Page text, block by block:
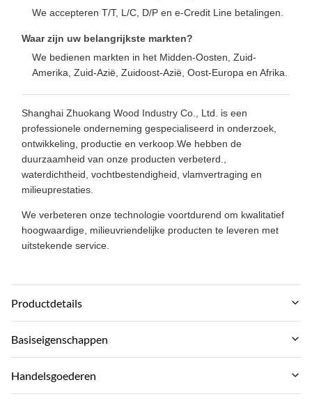
We accepteren T/T, L/C, D/P en e-Credit Line betalingen.
Waar zijn uw belangrijkste markten?
We bedienen markten in het Midden-Oosten, Zuid-
Amerika, Zuid-Azië, Zuidoost-Azië, Oost-Europa en Afrika.
Shanghai Zhuokang Wood Industry Co., Ltd. is een
professionele onderneming gespecialiseerd in onderzoek,
ontwikkeling, productie en verkoop.We hebben de
duurzaamheid van onze producten verbeterd.,
waterdichtheid, vochtbestendigheid, vlamvertraging en
milieuprestaties.
We verbeteren onze technologie voortdurend om kwalitatief
hoogwaardige, milieuvriendelijke producten te leveren met
uitstekende service.
Productdetails
Material:
Feature:
Basiseigenschappen
Merknaam:
Handelsgoederen